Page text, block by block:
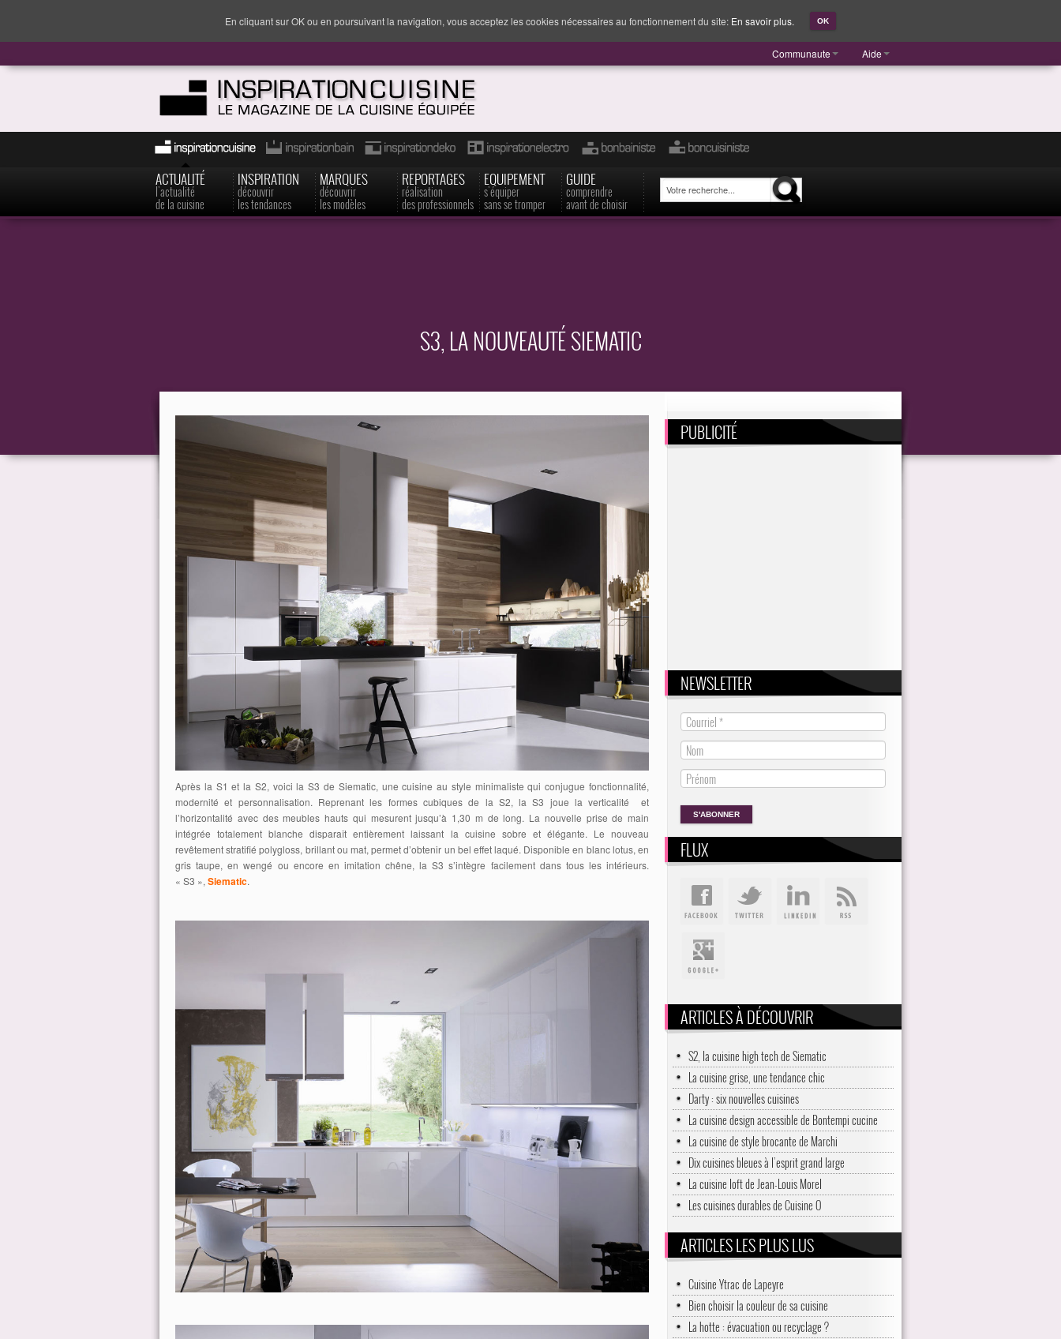
Communaute Aide
ACTUALITÉ
l'actualité
de la cuisine
INSPIRATION
découvrir
les tendances
MARQUES
découvrir
les modèles
REPORTAGES
réalisation
des professionnels
EQUIPEMENT
s'équiper
sans se tromper
GUIDE
comprendre
avant de choisir
S3, LA NOUVEAUTÉ SIEMATIC
Après la S1 et la S2, voici la S3 de Siematic, une cuisine au style minimaliste qui conjugue fonctionnalité,
modernité et personnalisation. Reprenant les formes cubiques de la S2, la S3 joue la verticalité et
l’horizontalité avec des meubles hauts qui mesurent jusqu’à 1,30 m de long. La nouvelle prise de main
intégrée totalement blanche disparaît entièrement laissant la cuisine sobre et élégante. Le nouveau
revêtement stratifié polygloss, brillant ou mat, permet d’obtenir un bel effet laqué. Disponible en blanc lotus, en
gris taupe, en wengé ou encore en imitation chêne, la S3 s’intègre facilement dans tous les intérieurs.
« S3 », Siematic.
PUBLICITÉ
NEWSLETTER
FLUX
ARTICLES À DÉCOUVRIR
S2, la cuisine high tech de Siematic
La cuisine grise, une tendance chic
Darty : six nouvelles cuisines
La cuisine design accessible de Bontempi cucine
La cuisine de style brocante de Marchi
Dix cuisines bleues à l’esprit grand large
La cuisine loft de Jean-Louis Morel
Les cuisines durables de Cuisine O
ARTICLES LES PLUS LUS
Cuisine Ytrac de Lapeyre
Bien choisir la couleur de sa cuisine
La hotte : évacuation ou recyclage ?
En cliquant sur OK ou en poursuivant la navigation, vous acceptez les cookies nécessaires au fonctionnement du site: En savoir plus. OK